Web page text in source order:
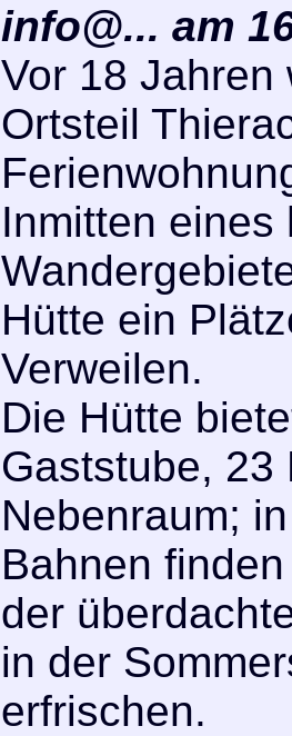
info@... am
Vor 18 Jahren
Ortsteil
Inmitten eines
Hütte ein
Verweilen.
Die Hütte
Gaststube, 23
Nebenraum;
Bahnen
der
in der
erfrischen.